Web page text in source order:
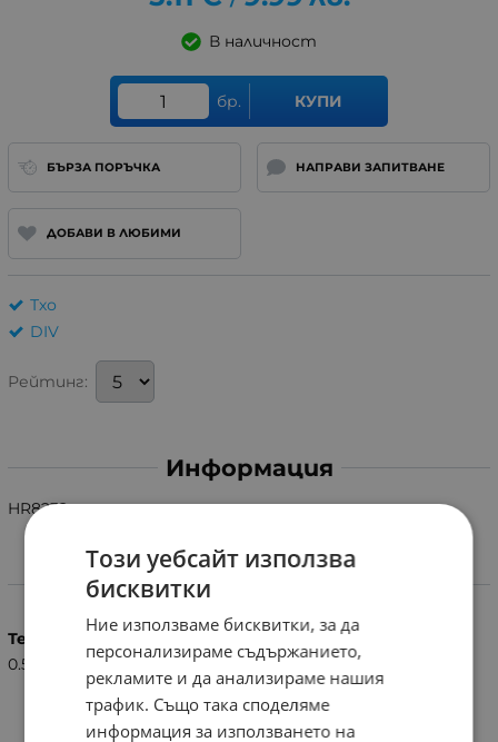
В наличност
бр. КУПИ
БЪРЗА ПОРЪЧКА НАПРАВИ ЗАПИТВАНЕ
ДОБАВИ В ЛЮБИМИ
Тхо
DIV
Рейтинг:
Информация
HR8232
Характеристики
Тегло (кг.)
0.50
Този уебсайт използва
бисквитки
Ние използваме бисквитки, за да
персонализираме съдържанието,
рекламите и да анализираме нашия
трафик. Също така споделяме
информация за използването на